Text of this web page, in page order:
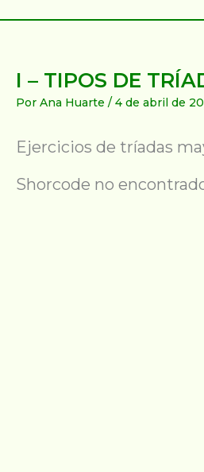
I – TIPOS DE
Por Ana Huarte / 4 de abril de
Ejercicios de tríadas
Shorcode no